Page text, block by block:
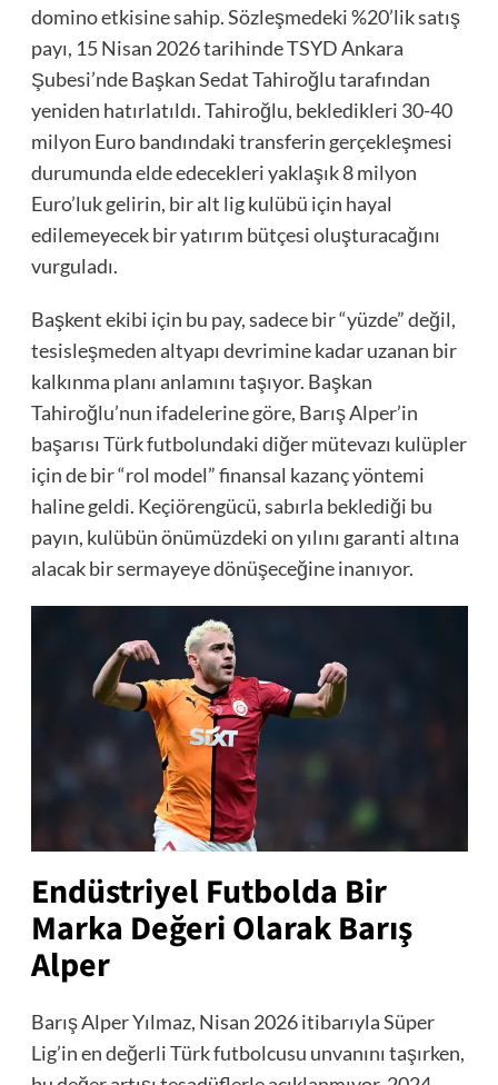
domino etkisine sahip. Sözleşmedeki %20’lik satış
payı, 15 Nisan 2026 tarihinde TSYD Ankara
Şubesi’nde Başkan Sedat Tahiroğlu tarafından
yeniden hatırlatıldı. Tahiroğlu, bekledikleri 30-40
milyon Euro bandındaki transferin gerçekleşmesi
durumunda elde edecekleri yaklaşık 8 milyon
Euro’luk gelirin, bir alt lig kulübü için hayal
edilemeyecek bir yatırım bütçesi oluşturacağını
vurguladı.
Başkent ekibi için bu pay, sadece bir “yüzde” değil,
tesisleşmeden altyapı devrimine kadar uzanan bir
kalkınma planı anlamını taşıyor. Başkan
Tahiroğlu’nun ifadelerine göre, Barış Alper’in
başarısı Türk futbolundaki diğer mütevazı kulüpler
için de bir “rol model” finansal kazanç yöntemi
haline geldi. Keçiörengücü, sabırla beklediği bu
payın, kulübün önümüzdeki on yılını garanti altına
alacak bir sermayeye dönüşeceğine inanıyor.
Endüstriyel Futbolda Bir
Marka Değeri Olarak Barış
Alper
Barış Alper Yılmaz, Nisan 2026 itibarıyla Süper
Lig’in en değerli Türk futbolcusu unvanını taşırken,